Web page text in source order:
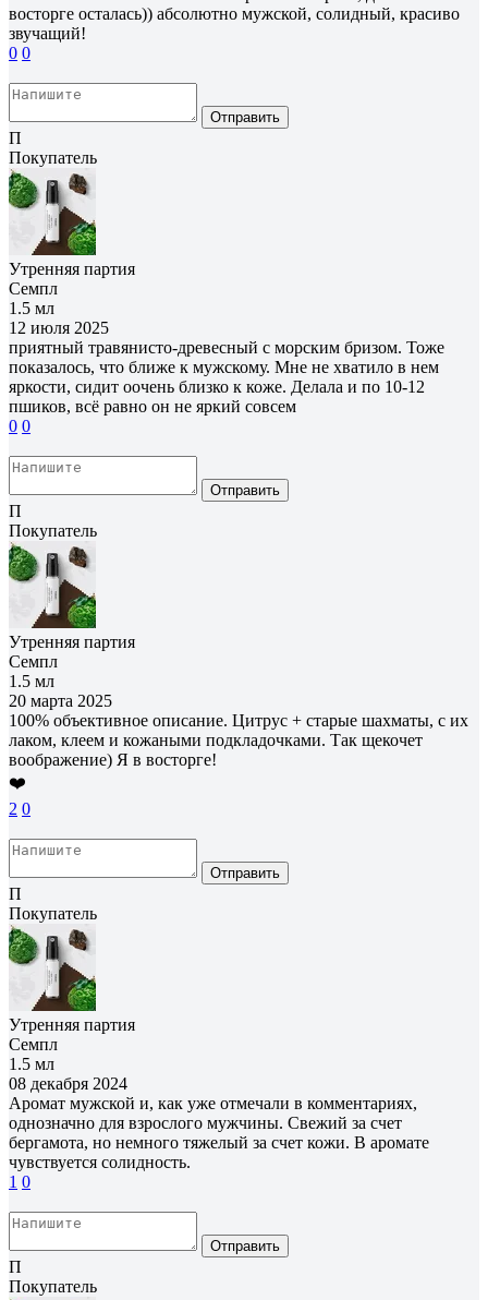
восторге осталась)) абсолютно мужской, солидный, красиво
звучащий!
0 0
Отправить
П
Покупатель
Утренняя партия
Семпл
1.5 мл
12 июля 2025
приятный травянисто-древесный с морским бризом. Тоже
показалось, что ближе к мужскому. Мне не хватило в нем
яркости, сидит оочень близко к коже. Делала и по 10-12
пшиков, всё равно он не яркий совсем
0 0
Отправить
П
Покупатель
Утренняя партия
Семпл
1.5 мл
20 марта 2025
100% объективное описание. Цитрус + старые шахматы, с их
лаком, клеем и кожаными подкладочками. Так щекочет
воображение) Я в восторге!
❤️
2 0
Отправить
П
Покупатель
Утренняя партия
Семпл
1.5 мл
08 декабря 2024
Аромат мужской и, как уже отмечали в комментариях,
однозначно для взрослого мужчины. Свежий за счет
бергамота, но немного тяжелый за счет кожи. В аромате
чувствуется солидность.
1 0
Отправить
П
Покупатель